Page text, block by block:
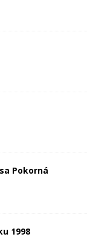
Pokorná
1998